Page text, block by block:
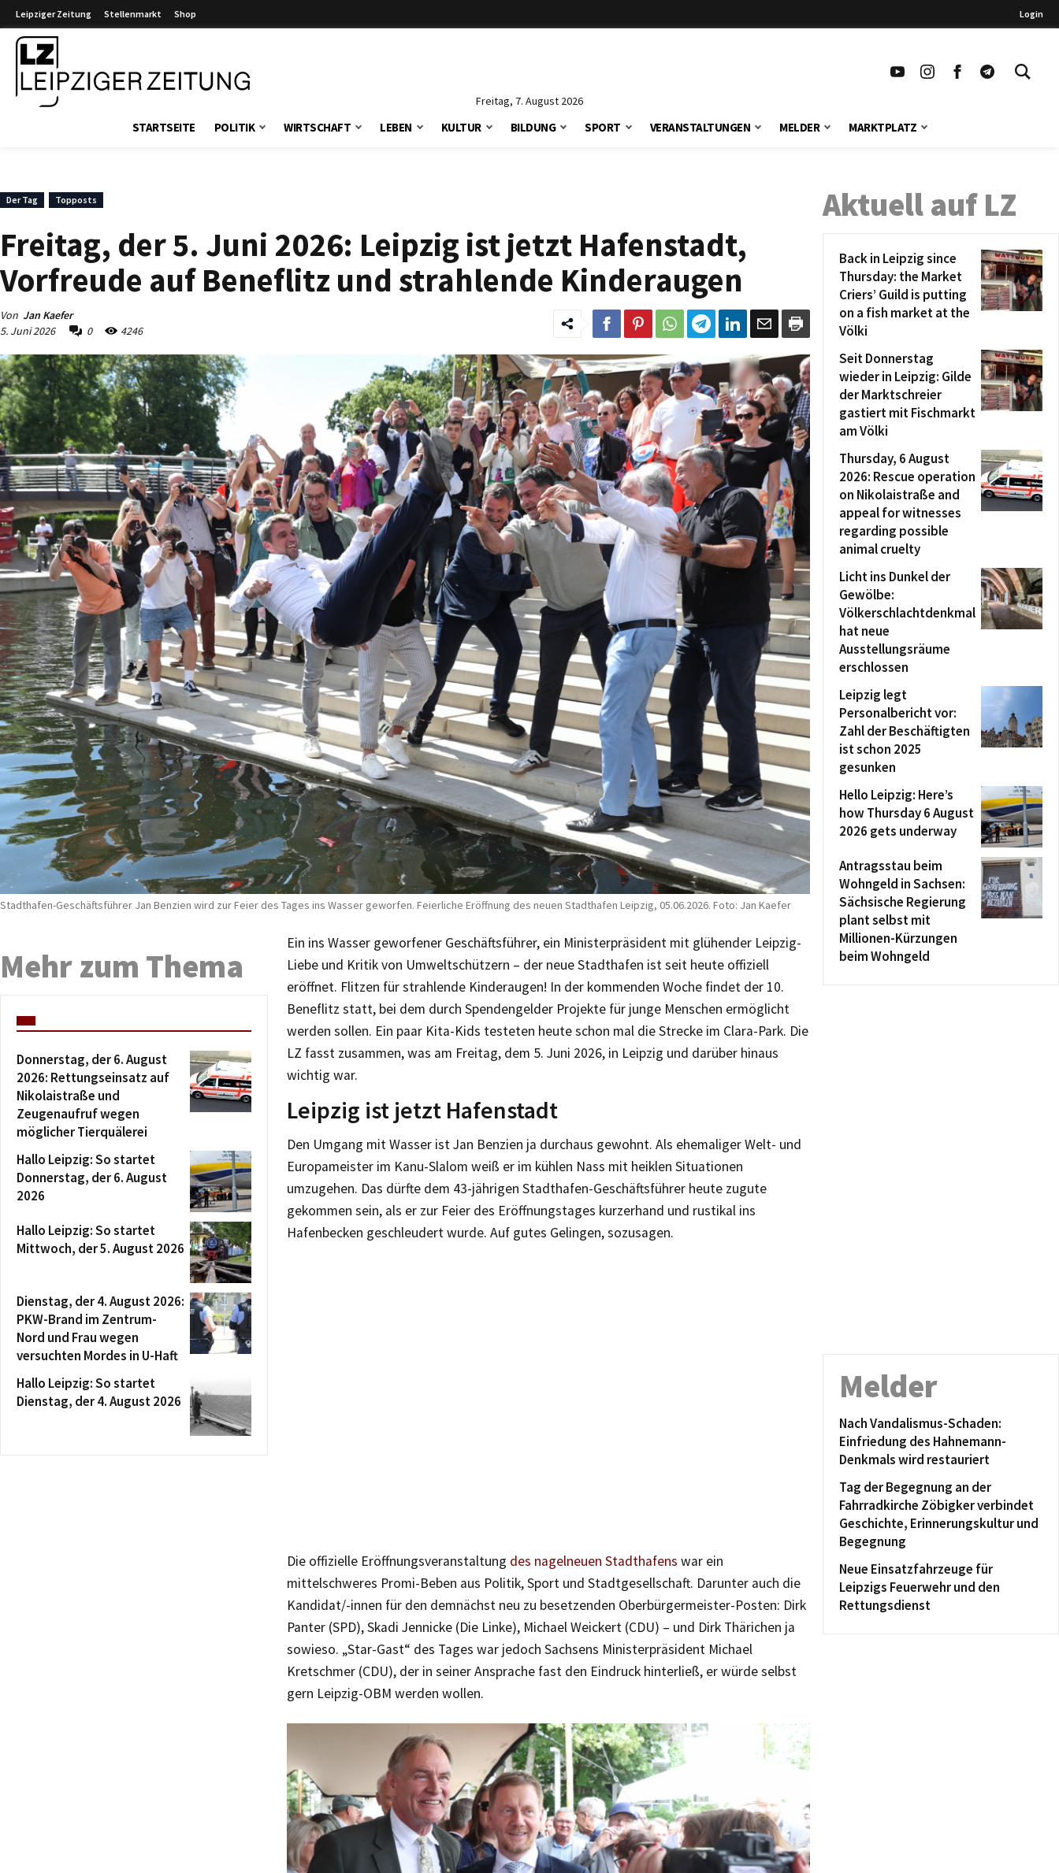
Leipziger Zeitung Stellenmarkt Shop Login
Freitag, 7. August 2026
STARTSEITE POLITIK WIRTSCHAFT LEBEN KULTUR BILDUNG SPORT VERANSTALTUNGEN MELDER MARKTPLATZ
Der Tag Topposts
Freitag, der 5. Juni 2026: Leipzig ist jetzt Hafenstadt,
Vorfreude auf Beneflitz und strahlende Kinderaugen
Von Jan Kaefer
5. Juni 2026
0 4246
Stadthafen-Geschäftsführer Jan Benzien wird zur Feier des Tages ins Wasser geworfen. Feierliche Eröffnung des neuen Stadthafen Leipzig, 05.06.2026. Foto: Jan Kaefer
Ein ins Wasser geworfener Geschäftsführer, ein Ministerpräsident mit glühender Leipzig-
Liebe und Kritik von Umweltschützern – der neue Stadthafen ist seit heute offiziell
eröffnet. Flitzen für strahlende Kinderaugen! In der kommenden Woche findet der 10.
Beneflitz statt, bei dem durch Spendengelder Projekte für junge Menschen ermöglicht
werden sollen. Ein paar Kita-Kids testeten heute schon mal die Strecke im Clara-Park. Die
LZ fasst zusammen, was am Freitag, dem 5. Juni 2026, in Leipzig und darüber hinaus
wichtig war.
Leipzig ist jetzt Hafenstadt
Den Umgang mit Wasser ist Jan Benzien ja durchaus gewohnt. Als ehemaliger Welt- und
Europameister im Kanu-Slalom weiß er im kühlen Nass mit heiklen Situationen
umzugehen. Das dürfte dem 43-jährigen Stadthafen-Geschäftsführer heute zugute
gekommen sein, als er zur Feier des Eröffnungstages kurzerhand und rustikal ins
Hafenbecken geschleudert wurde. Auf gutes Gelingen, sozusagen.
Die offizielle Eröffnungsveranstaltung des nagelneuen Stadthafens war ein
mittelschweres Promi-Beben aus Politik, Sport und Stadtgesellschaft. Darunter auch die
Kandidat/-innen für den demnächst neu zu besetzenden Oberbürgermeister-Posten: Dirk
Panter (SPD), Skadi Jennicke (Die Linke), Michael Weickert (CDU) – und Dirk Thärichen ja
sowieso. „Star-Gast“ des Tages war jedoch Sachsens Ministerpräsident Michael
Kretschmer (CDU), der in seiner Ansprache fast den Eindruck hinterließ, er würde selbst
gern Leipzig-OBM werden wollen.
Mehr zum Thema
Donnerstag, der 6. August
2026: Rettungseinsatz auf
Nikolaistraße und
Zeugenaufruf wegen
möglicher Tierquälerei
Hallo Leipzig: So startet
Donnerstag, der 6. August
2026
Hallo Leipzig: So startet
Mittwoch, der 5. August 2026
Dienstag, der 4. August 2026:
PKW-Brand im Zentrum-
Nord und Frau wegen
versuchten Mordes in U-Haft
Hallo Leipzig: So startet
Dienstag, der 4. August 2026
Aktuell auf LZ
Back in Leipzig since
Thursday: the Market
Criers’ Guild is putting
on a fish market at the
Völki
Seit Donnerstag
wieder in Leipzig: Gilde
der Marktschreier
gastiert mit Fischmarkt
am Völki
Thursday, 6 August
2026: Rescue operation
on Nikolaistraße and
appeal for witnesses
regarding possible
animal cruelty
Licht ins Dunkel der
Gewölbe:
Völkerschlachtdenkmal
hat neue
Ausstellungsräume
erschlossen
Leipzig legt
Personalbericht vor:
Zahl der Beschäftigten
ist schon 2025
gesunken
Hello Leipzig: Here’s
how Thursday 6 August
2026 gets underway
Antragsstau beim
Wohngeld in Sachsen:
Sächsische Regierung
plant selbst mit
Millionen-Kürzungen
beim Wohngeld
Melder
Nach Vandalismus-Schaden:
Einfriedung des Hahnemann-
Denkmals wird restauriert
Tag der Begegnung an der
Fahrradkirche Zöbigker verbindet
Geschichte, Erinnerungskultur und
Begegnung
Neue Einsatzfahrzeuge für
Leipzigs Feuerwehr und den
Rettungsdienst